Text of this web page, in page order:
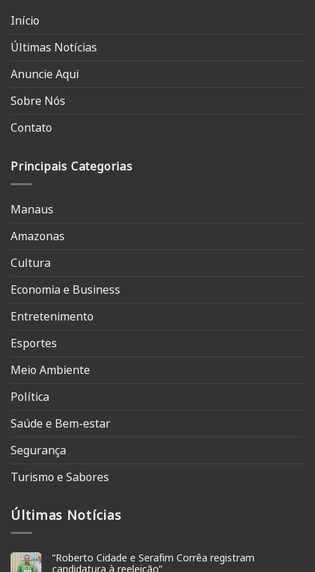
Início
Últimas Notícias
Anuncie Aqui
Sobre Nós
Contato
Principais Categorias
Manaus
Amazonas
Cultura
Economia e Business
Entretenimento
Esportes
Meio Ambiente
Política
Saúde e Bem-estar
Segurança
Turismo e Sabores
Últimas Notícias
“Roberto Cidade e Serafim Corrêa registram
candidatura à reeleição”